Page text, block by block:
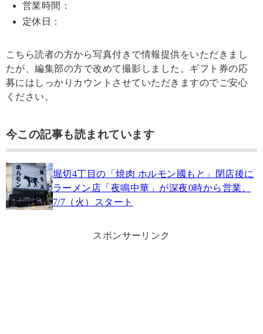
営業時間：
定休日：
こちら読者の方から写真付きで情報提供をいただきまし
たが、編集部の方で改めて撮影しました。ギフト券の応
募にはしっかりカウントさせていただきますのでご安心
ください。
今この記事も読まれています
堀切4丁目の「焼肉 ホルモン國もと」閉店後に
ラーメン店「夜鳴中華」が深夜0時から営業、
7/7（火）スタート
スポンサーリンク